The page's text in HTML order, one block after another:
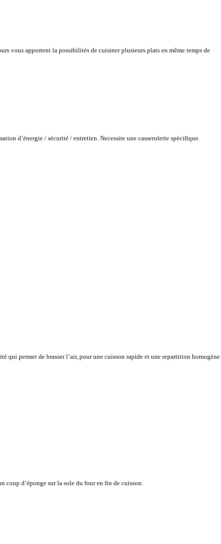
vous apportent la possibilités de cuisiner plusieurs plats en même temps de
d’énergie / sécurité / entretien. Necessite une casserolerie spécifique.
qui permet de brasser l’air, pour une cuisson rapide et une repartition homogène
coup d’éponge sur la sole du four en fin de cuisson.